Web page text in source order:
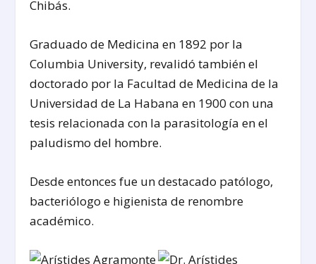
Chibás.
Graduado de Medicina en 1892 por la
Columbia University, revalidó también el
doctorado por la Facultad de Medicina de la
Universidad de La Habana en 1900 con una
tesis relacionada con la parasitología en el
paludismo del hombre.
Desde entonces fue un destacado patólogo,
bacteriólogo e higienista de renombre
académico.